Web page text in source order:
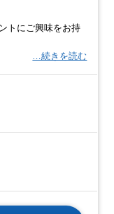
トにご興味をお持
…続きを読む